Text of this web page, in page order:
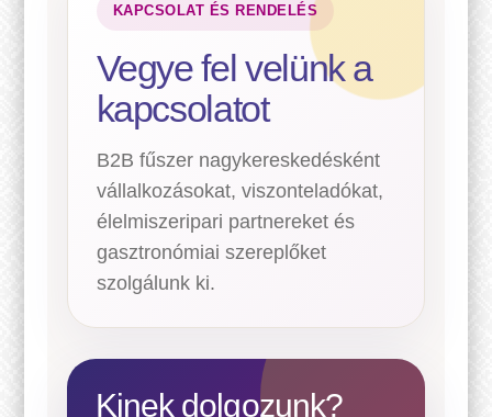
KAPCSOLAT ÉS RENDELÉS
Vegye fel velünk a
kapcsolatot
B2B fűszer nagykereskedésként
vállalkozásokat, viszonteladókat,
élelmiszeripari partnereket és
gasztronómiai szereplőket
szolgálunk ki.
Kinek dolgozunk?